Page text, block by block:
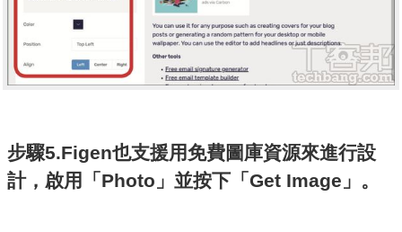
步驟5.Figen也支援用免費圖庫資源來進行設
計，啟用「Photo」並按下「Get Image」。